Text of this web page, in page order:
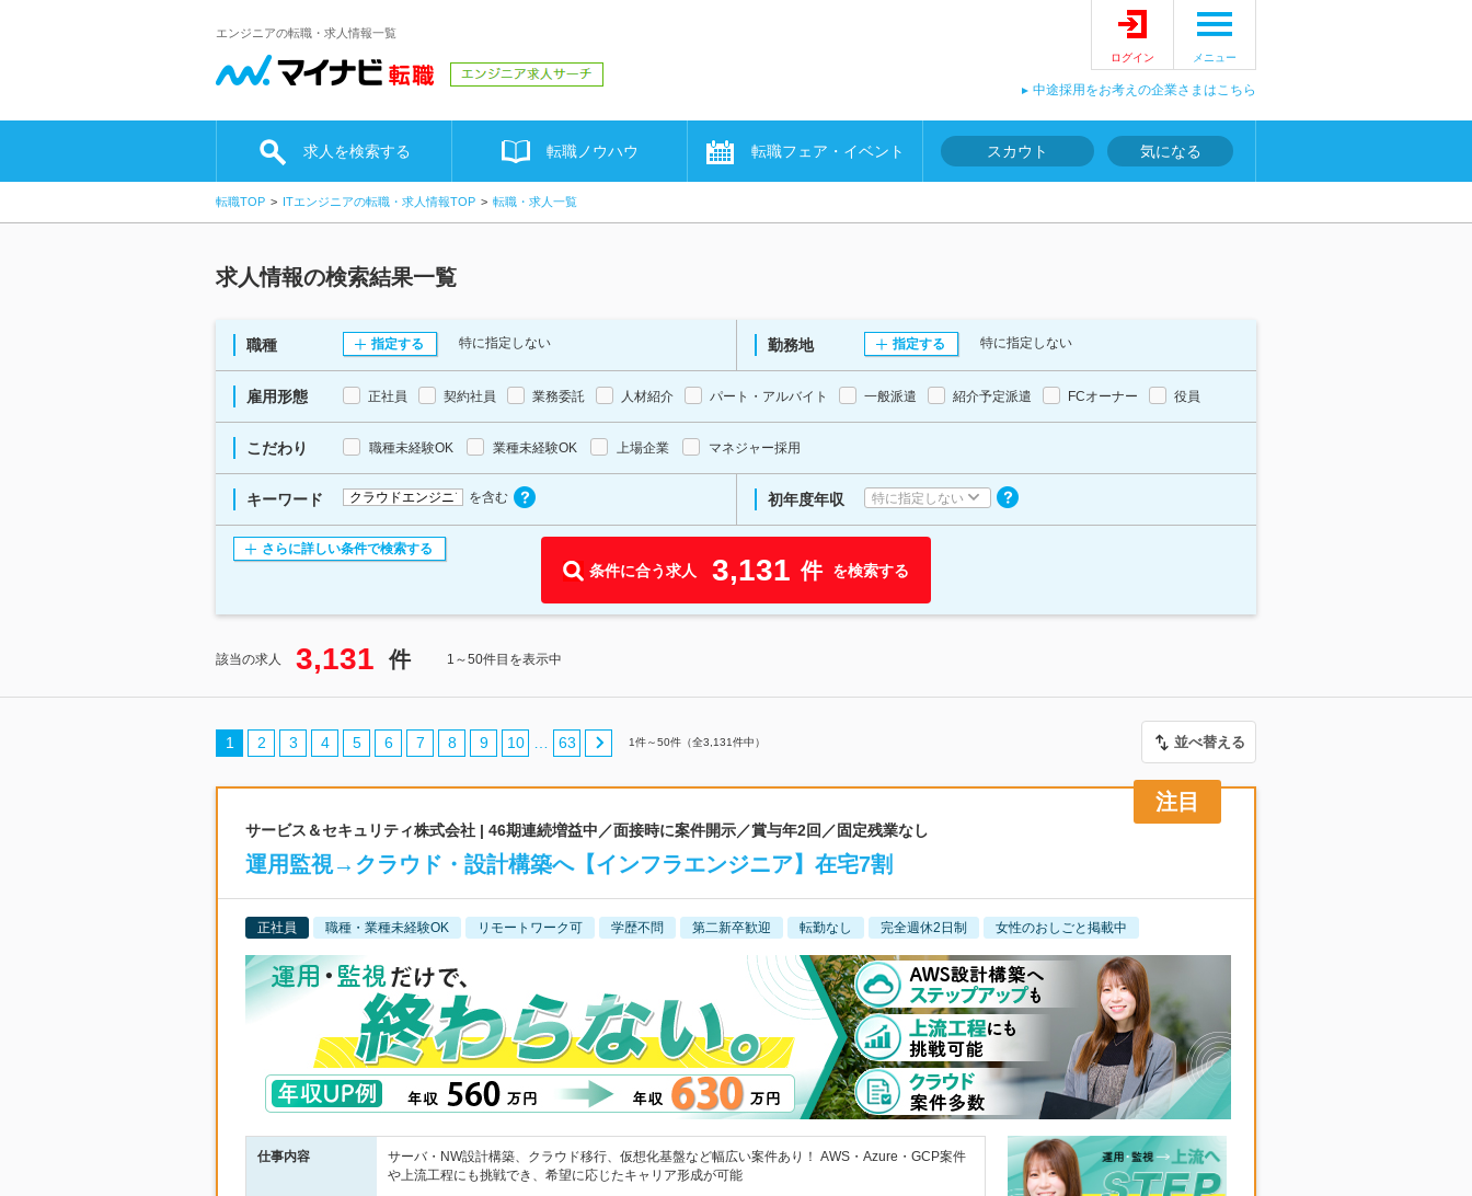
エンジニアの転職・求人情報一覧
ログイン メニュー
中途採用をお考えの企業さまはこちら
求人を検索する 転職ノウハウ 転職フェア・イベント スカウト 気になる
転職TOP ITエンジニアの転職・求人情報TOP 転職・求人一覧
求人情報の検索結果一覧
職種 指定する 特に指定しない 勤務地 指定する 特に指定しない
雇用形態 正社員 契約社員 業務委託 人材紹介 パート・アルバイト 一般派遣 紹介予定派遣 FCオーナー 役員
こだわり 職種未経験OK 業種未経験OK 上場企業 マネジャー採用
キーワード を含む 初年度年収 特に指定しない
さらに詳しい条件で検索する
条件に合う求人 3,131 件 を検索する
該当の求人 3,131 件 1～50件目を表示中
1 2 3 4 5 6 7 8 9 10 … 63 1件～50件（全3,131件中） 並べ替える
サービス＆セキュリティ株式会社 | 46期連続増益中／面接時に案件開示／賞与年2回／固定残業なし
運用監視→クラウド・設計構築へ【インフラエンジニア】在宅7割
正社員 職種・業種未経験OK リモートワーク可 学歴不問 第二新卒歓迎 転勤なし 完全週休2日制 女性のおしごと掲載中
仕事内容
サーバ・NW設計構築、クラウド移行、仮想化基盤など幅広い案件あり！ AWS・Azure・GCP案件
や上流工程にも挑戦でき、希望に応じたキャリア形成が可能